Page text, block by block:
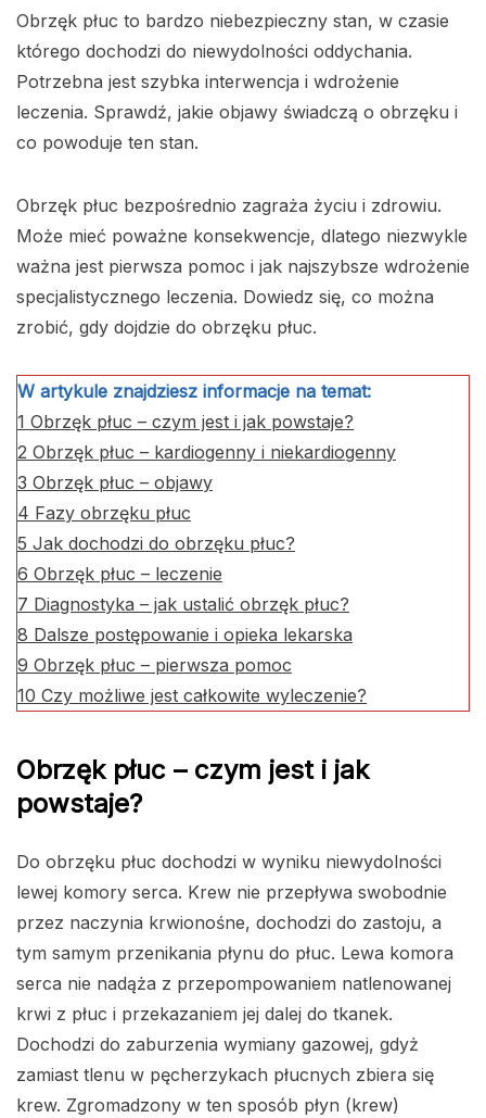
Obrzęk płuc to bardzo niebezpieczny stan, w czasie
którego dochodzi do niewydolności oddychania.
Potrzebna jest szybka interwencja i wdrożenie
leczenia. Sprawdź, jakie objawy świadczą o obrzęku i
co powoduje ten stan.
Obrzęk płuc bezpośrednio zagraża życiu i zdrowiu.
Może mieć poważne konsekwencje, dlatego niezwykle
ważna jest pierwsza pomoc i jak najszybsze wdrożenie
specjalistycznego leczenia. Dowiedz się, co można
zrobić, gdy dojdzie do obrzęku płuc.
W artykule znajdziesz informacje na temat:
1 Obrzęk płuc – czym jest i jak powstaje?
2 Obrzęk płuc – kardiogenny i niekardiogenny
3 Obrzęk płuc – objawy
4 Fazy obrzęku płuc
5 Jak dochodzi do obrzęku płuc?
6 Obrzęk płuc – leczenie
7 Diagnostyka – jak ustalić obrzęk płuc?
8 Dalsze postępowanie i opieka lekarska
9 Obrzęk płuc – pierwsza pomoc
10 Czy możliwe jest całkowite wyleczenie?
Obrzęk płuc – czym jest i jak
powstaje?
Do obrzęku płuc dochodzi w wyniku niewydolności
lewej komory serca. Krew nie przepływa swobodnie
przez naczynia krwionośne, dochodzi do zastoju, a
tym samym przenikania płynu do płuc. Lewa komora
serca nie nadąża z przepompowaniem natlenowanej
krwi z płuc i przekazaniem jej dalej do tkanek.
Dochodzi do zaburzenia wymiany gazowej, gdyż
zamiast tlenu w pęcherzykach płucnych zbiera się
krew. Zgromadzony w ten sposób płyn (krew)